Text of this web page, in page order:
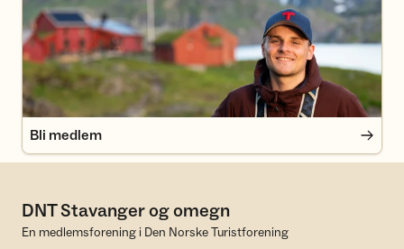
Bli medlem
DNT Stavanger og omegn
En medlemsforening i Den Norske Turistforening